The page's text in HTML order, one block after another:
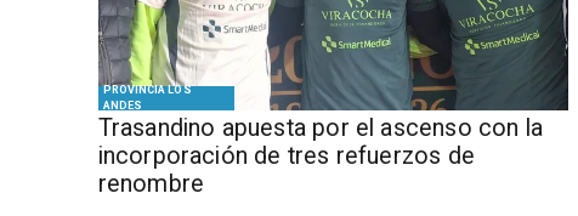
PROVINCIA LOS
ANDES
Trasandino apuesta por el ascenso con la
incorporación de tres refuerzos de
renombre